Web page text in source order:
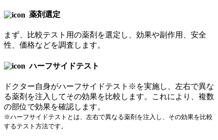
薬剤選定
まず、比較テスト用の薬剤を選定し、効果や副作用、安全
性、価格などを調査します。
ハーフサイドテスト
ドクター自身がハーフサイドテスト※を実施し、左右で異な
る薬剤を注入してその効果を比較します。これにより、複数
の部位で効果を確認します。
※ハーフサイドテストとは、左右で異なる薬剤を注入し、その効果を比較
するテスト方法です。